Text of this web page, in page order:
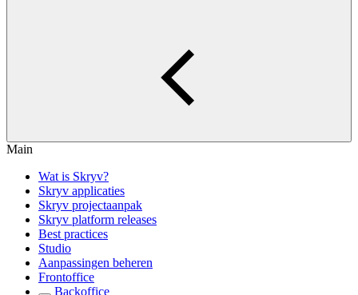
Main
Wat is Skryv?
Skryv applicaties
Skryv projectaanpak
Skryv platform releases
Best practices
Studio
Aanpassingen beheren
Frontoffice
Backoffice